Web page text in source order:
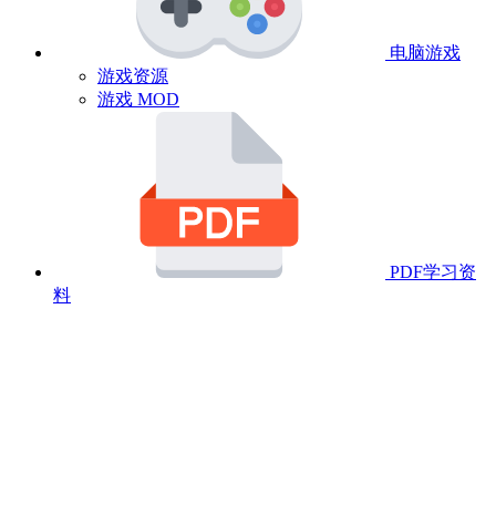
电脑游戏
游戏资源
游戏 MOD
PDF学习资
料